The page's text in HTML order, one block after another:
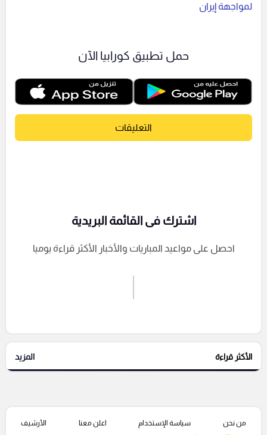
لمواجهة إيران
حمل تطبيق كورابيا الآن
التعليقات
إرسال تعليق
التعليقات السابقة
اشترك فى القائمة البريدية
احصل على مواعيد المباريات والأخبار الأكثر قراءة يوميا
الأكثر قراءة المزيد
من نحن سياسة الإستخدام اعلن معنا الأرشيف